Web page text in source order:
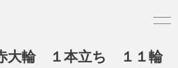
大輪 １本立ち １１輪